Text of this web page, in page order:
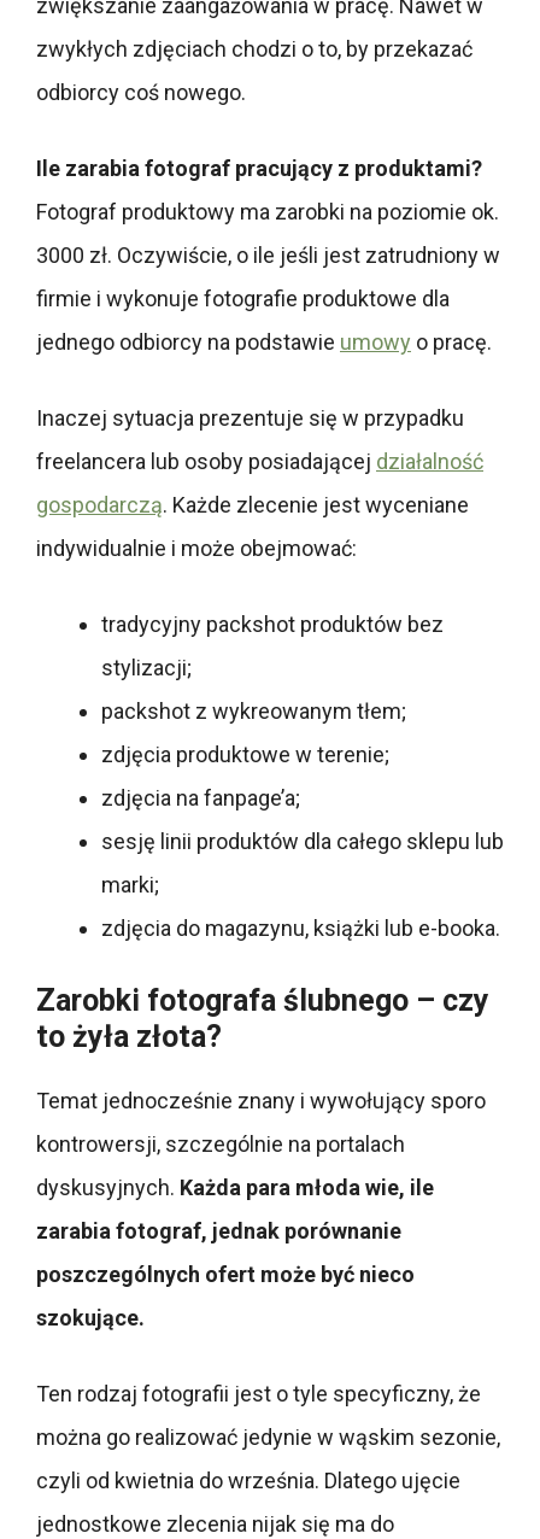
zwiększanie zaangażowania w pracę. Nawet w
zwykłych zdjęciach chodzi o to, by przekazać
odbiorcy coś nowego.
Ile zarabia fotograf pracujący z produktami?
Fotograf produktowy ma zarobki na poziomie ok.
3000 zł. Oczywiście, o ile jeśli jest zatrudniony w
firmie i wykonuje fotografie produktowe dla
jednego odbiorcy na podstawie umowy o pracę.
Inaczej sytuacja prezentuje się w przypadku
freelancera lub osoby posiadającej działalność
gospodarczą. Każde zlecenie jest wyceniane
indywidualnie i może obejmować:
tradycyjny packshot produktów bez
stylizacji;
packshot z wykreowanym tłem;
zdjęcia produktowe w terenie;
zdjęcia na fanpage’a;
sesję linii produktów dla całego sklepu lub
marki;
zdjęcia do magazynu, książki lub e-booka.
Zarobki fotografa ślubnego – czy
to żyła złota?
Temat jednocześnie znany i wywołujący sporo
kontrowersji, szczególnie na portalach
dyskusyjnych. Każda para młoda wie, ile
zarabia fotograf, jednak porównanie
poszczególnych ofert może być nieco
szokujące.
Ten rodzaj fotografii jest o tyle specyficzny, że
można go realizować jedynie w wąskim sezonie,
czyli od kwietnia do września. Dlatego ujęcie
jednostkowe zlecenia nijak się ma do